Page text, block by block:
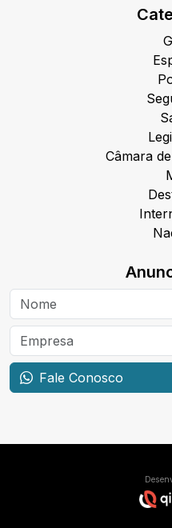
Câmara
Fale Conosco